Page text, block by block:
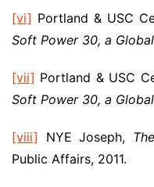
[vi] Portland & USC
Soft Power 30, a
[vii] Portland & USC
Soft Power 30, a
[viii] NYE Joseph,
Public Affairs, 2011.